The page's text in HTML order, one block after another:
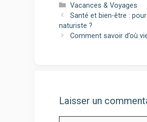
Catégories
Vacances & Voyages
Santé et bien-être :
naturiste ?
Comment savoir d’où
Laisser un